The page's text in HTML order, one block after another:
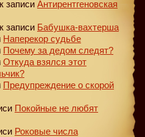
к записи Антирентгеновская
к записи Бабушка-вахтерша
Наперекор судьбе
Почему за дедом следят?
Откуда взялся этот
Предупреждение о скорой
Покойные не любят
Роковые числа